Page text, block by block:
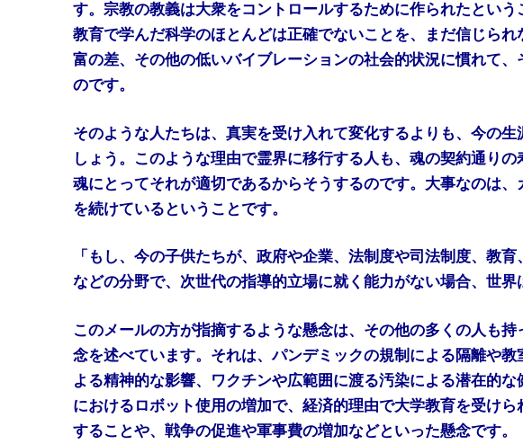
す。宗教の教義は大衆をコントロールするために作られたという
教育で学んだ科学のほとんどは正確でないことを、まだ信じら
富の差、その他の低いバイブレーションの社会的状況に慣れて
のです。
そのような人たちは、真実を受け入れて変化するよりも、今の
しょう。このような理由で霊界に移行する人も、魂の契約通り
魂にとってそれが適切であるからそうするのです。大事なのは
を続けているということです。
「もし、今の子供たちが、政府や企業、法制度や司法制度、教
などの分野で、次世代の指導的立場に就く能力がない場合、世界
このメールの方が指摘するような懸念は、その他の多くの人も
念を述べています。それは、パンデミックの規制による隔離や
よる精神的な影響、ワクチンや広範囲に渡る汚染による潜在的
におけるロボット使用の増加で、経済的理由で大学教育を受け
することや、戦争の促進や軍事費の増加などといった懸念です。